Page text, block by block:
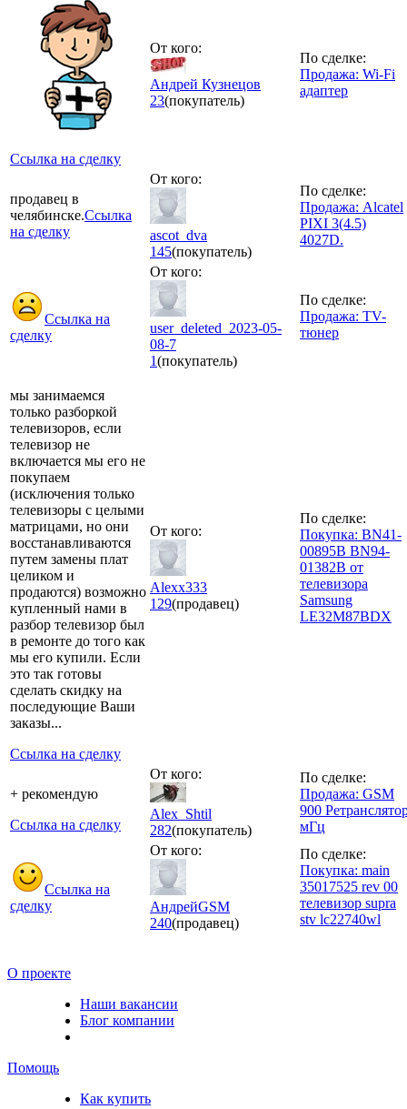
Ссылка на сделку
От кого:
Андрей Кузнецов
23(покупатель)
По сделке:
Продажа: Wi-Fi
адаптер
продавец в
челябинске.Ссылка
на сделку
От кого:
ascot_dva
145(покупатель)
По сделке:
Продажа: Alcatel
PIXI 3(4.5)
4027D.
Ссылка на
сделку
От кого:
user_deleted_2023-05-
08-7
1(покупатель)
По сделке:
Продажа: TV-
тюнер
мы занимаемся
только разборкой
телевизоров, если
телевизор не
включается мы его не
покупаем
(исключения только
телевизоры с целыми
матрицами, но они
восстанавливаются
путем замены плат
целиком и
продаются) возможно
купленный нами в
разбор телевизор был
в ремонте до того как
мы его купили. Если
это так готовы
сделать скидку на
последующие Ваши
заказы...
Ссылка на сделку
От кого:
Alexx333
129(продавец)
По сделке:
Покупка: BN41-
00895B BN94-
01382B от
телевизора
Samsung
LE32M87BDX
+ рекомендую
Ссылка на сделку
От кого:
Alex_Shtil
282(покупатель)
По сделке:
Продажа: GSM
900
мГц
Ссылка на
сделку
От кого:
АндрейGSM
240(продавец)
По сделке:
Покупка: main
35017525 rev 00
телевизор supra
stv lc22740wl
О проекте
Наши вакансии
Блог компании
Помощь
Как купить